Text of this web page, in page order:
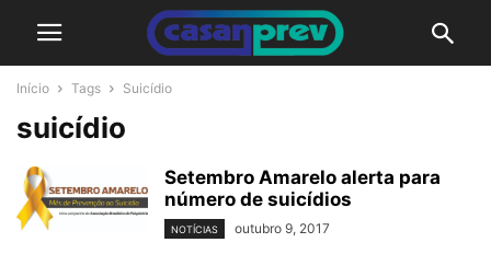
Início Tags Suicídio
suicídio
Setembro Amarelo alerta para
número de suicídios
NOTÍCIAS outubro 9, 2017